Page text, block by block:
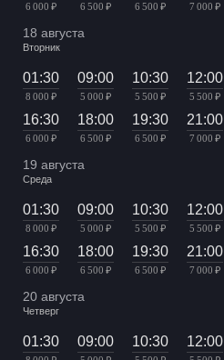
6 000 ₽ 6 500 ₽ 6 500 ₽ 7 000 ₽
18 августа
Вторник
01:30
8 000 ₽
09:00
5 000 ₽
10:30
5 500 ₽
12:00
5 500 ₽
16:30
6 000 ₽
18:00
6 500 ₽
19:30
6 500 ₽
21:00
7 000 ₽
19 августа
Среда
01:30
8 000 ₽
09:00
5 000 ₽
10:30
5 500 ₽
12:00
5 500 ₽
16:30
6 000 ₽
18:00
6 500 ₽
19:30
6 500 ₽
21:00
7 000 ₽
20 августа
Четверг
01:30 09:00 10:30 12:00